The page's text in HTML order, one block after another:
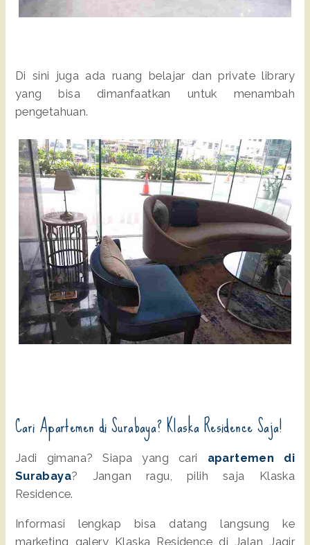
Di sini juga ada ruang belajar dan private library
yang bisa dimanfaatkan untuk menambah
pengetahuan.
Cari Apartemen di Surabaya? Klaska Residence Saja!
Jadi gimana? Siapa yang cari apartemen di
Surabaya? Jangan ragu, pilih saja Klaska
Residence.
Informasi lengkap bisa datang langsung ke
marketing galery Klaska Residence di Jalan Jagir